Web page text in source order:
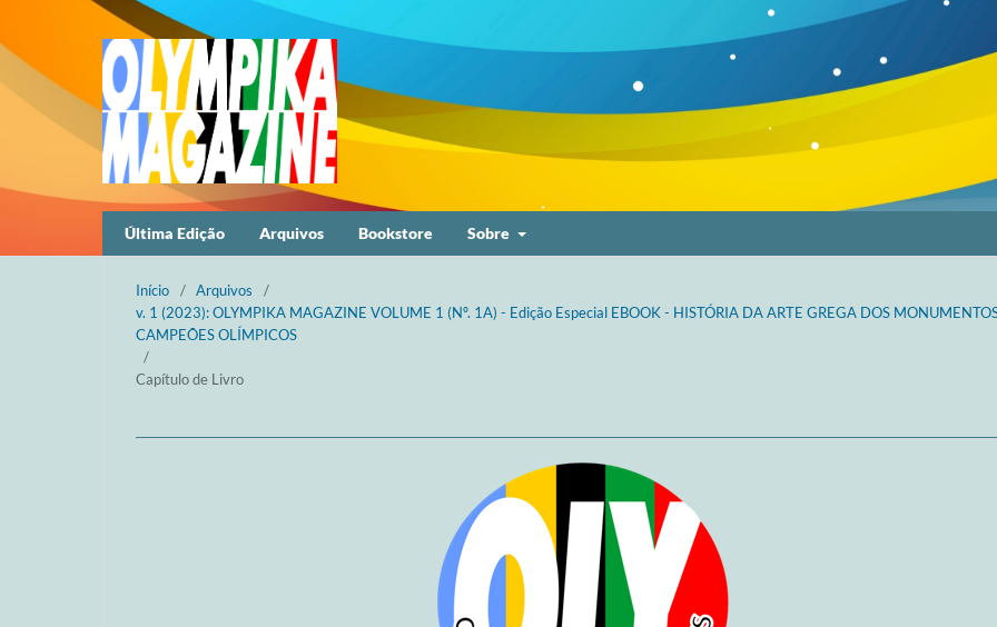
Última Edição Arquivos Bookstore Sobre
Início / Arquivos
/
v. 1 (2023): OLYMPIKA MAGAZINE VOLUME 1 (Nº. 1A) - Edição Especial EBOOK - HISTÓRIA DA ARTE GREGA DOS
CAMPEÕES OLÍMPICOS
/
Capítulo de Livro